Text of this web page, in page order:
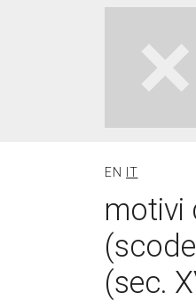
EN IT
motivi
(sec.